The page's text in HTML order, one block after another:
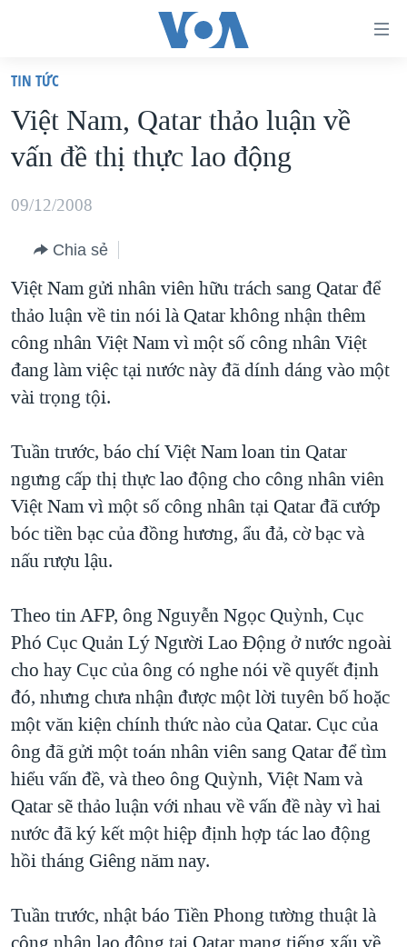
truy
cập
Tới
dung
chính
điều
hướng
chính
Đi
tới
VIỆT NAM
HOA KỲ
BIỂN ĐÔNG
BLOG
DIỄN ĐÀN
MỤC
TỰ DO BÁO CHÍ
VẠCH TRẦN TIN GIẢ
ĐỜI SỐNG
KINH TẾ
KHOA HỌC
SỨC KHOẺ
THỂ THAO
GIÁO DỤC
CHUYÊN ĐỀ
CHIẾN TRANH THƯƠNG MẠI CỦA MỸ: QUÁ KHỨ VÀ HIỆN
TẠI
HÀNH TRÌNH BẦU CỬ 2024
MỘT NĂM CHIẾN TRANH TẠI DẢI GAZA
GIẢI MÃ VÀNH ĐAI & CON ĐƯỜNG
NGÀY TỊ NẠN THẾ GIỚI
TRỊNH VĨNH BÌNH - NGƯỜI HẠ 'BÊN THẮNG CUỘC'
GROUND ZERO – XƯA VÀ NAY
CHI PHÍ CHIẾN TRANH AFGHANISTAN
CÁC GIÁ TRỊ CỘNG HÒA Ở VIỆT NAM
THƯỢNG ĐỈNH TRUMP-KIM TẠI VIỆT NAM
TRỊNH VĨNH BÌNH VS. CHÍNH PHỦ VIỆT NAM
NGƯ DÂN VIỆT VÀ LÀN SÓNG TRỘM HẢI SÂM
BÊN KIA QUỐC LỘ: TIẾNG VỌNG TỪ NÔNG THÔN MỸ
QUAN HỆ VIỆT MỸ
HỌC TIẾNG ANH
NGHE
MẠNG XÃ HỘI
TIN TỨC
Việt Nam, Qatar thảo luận về
vấn đề thị thực lao động
09/12/2008
Chia sẻ
Việt Nam gửi nhân viên hữu trách sang Qatar để
thảo luận về tin nói là Qatar không nhận thêm
công nhân Việt Nam vì một số công nhân Việt
đang làm việc tại nước này đã dính dáng vào một
vài trọng tội.
Tuần trước, báo chí Việt Nam loan tin Qatar
ngưng cấp thị thực lao động cho công nhân viên
Việt Nam vì một số công nhân tại Qatar đã cướp
bóc tiền bạc của đồng hương, ẩu đả, cờ bạc và
nấu rượu lậu.
Theo tin AFP, ông Nguyễn Ngọc Quỳnh, Cục
Phó Cục Quản Lý Người Lao Động ở nước ngoài
cho hay Cục của ông có nghe nói về quyết định
đó, nhưng chưa nhận được một lời tuyên bố hoặc
một văn kiện chính thức nào của Qatar. Cục của
ông đã gửi một toán nhân viên sang Qatar để tìm
hiểu vấn đề, và theo ông Quỳnh, Việt Nam và
Qatar sẽ thảo luận với nhau về vấn đề này vì hai
nước đã ký kết một hiệp định hợp tác lao động
hồi tháng Giêng năm nay.
Tuần trước, nhật báo Tiền Phong tường thuật là